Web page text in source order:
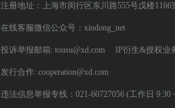
注册地址：上海市闵行区东川路555号戊楼1166
在线客服微信公众号：xindong_net
投诉举报邮箱: tousu@xd.com IP衍生&授权业
发行合作: cooperation@xd.com
违法信息举报专线：021-60727056 (工作日 9:30